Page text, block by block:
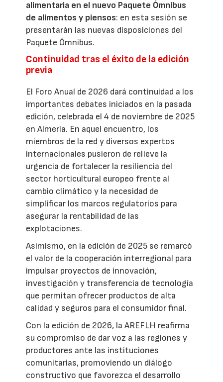
alimentaria en el nuevo Paquete Ómnibus
de alimentos y piensos: en esta sesión se
presentarán las nuevas disposiciones del
Paquete Ómnibus.
Continuidad tras el éxito de la edición
previa
El Foro Anual de 2026 dará continuidad a los
importantes debates iniciados en la pasada
edición, celebrada el 4 de noviembre de 2025
en Almería. En aquel encuentro, los
miembros de la red y diversos expertos
internacionales pusieron de relieve la
urgencia de fortalecer la resiliencia del
sector horticultural europeo frente al
cambio climático y la necesidad de
simplificar los marcos regulatorios para
asegurar la rentabilidad de las
explotaciones.
Asimismo, en la edición de 2025 se remarcó
el valor de la cooperación interregional para
impulsar proyectos de innovación,
investigación y transferencia de tecnología
que permitan ofrecer productos de alta
calidad y seguros para el consumidor final.
Con la edición de 2026, la AREFLH reafirma
su compromiso de dar voz a las regiones y
productores ante las instituciones
comunitarias, promoviendo un diálogo
constructivo que favorezca el desarrollo